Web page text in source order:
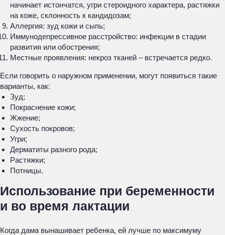
начинает истончатся, угри стероидного характера, растяжки
на коже, склонность к кандидозам;
Аллергия: зуд кожи и сыпь;
Иммунодепрессивное расстройство: инфекции в стадии
развития или обострения;
Местные проявления: некроз тканей – встречается редко.
Если говорить о наружном применении, могут появиться такие
варианты, как:
Зуд;
Покраснение кожи;
Жжение;
Сухость покровов;
Угри;
Дерматиты разного рода;
Растяжки;
Потницы.
Использование при беременности
и во время лактации
Когда дама вынашивает ребенка, ей лучше по максимуму